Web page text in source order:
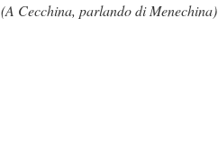
(A Cecchina, parlando di Menechina)